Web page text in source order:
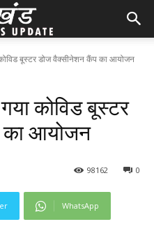
बूस्टर डोज वैक्सीनेशन कैंप का आयोजन
कोविड बूस्टर
का आयोजन
0
98162
WhatsApp